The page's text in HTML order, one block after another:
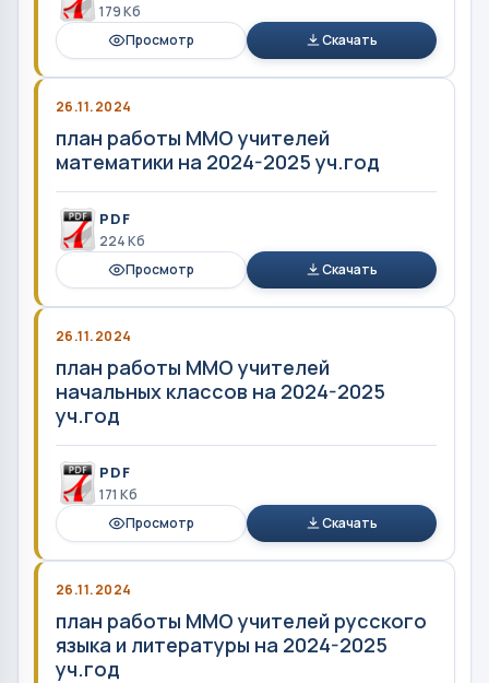
179 Кб
Просмотр
Скачать
26.11.2024
план работы ММО учителей
математики на 2024-2025 уч.год
PDF
224 Кб
Просмотр
Скачать
26.11.2024
план работы ММО учителей
начальных классов на 2024-2025
уч.год
PDF
171 Кб
Просмотр
Скачать
26.11.2024
план работы ММО учителей русского
языка и литературы на 2024-2025
уч.год